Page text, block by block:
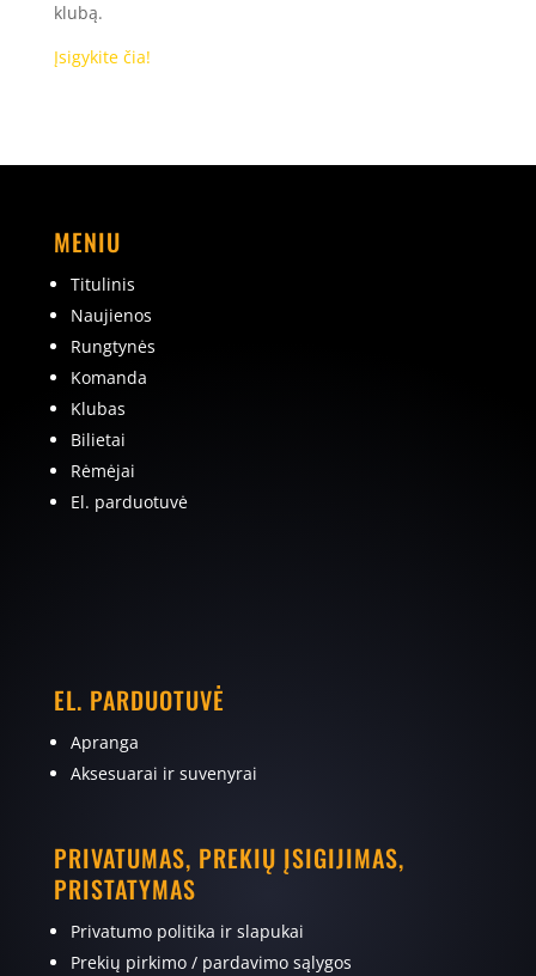
klubą.
Įsigykite čia!
MENIU
Titulinis
Naujienos
Rungtynės
Komanda
Klubas
Bilietai
Rėmėjai
El. parduotuvė
EL. PARDUOTUVĖ
Apranga
Aksesuarai ir suvenyrai
PRIVATUMAS, PREKIŲ ĮSIGIJIMAS,
PRISTATYMAS
Privatumo politika ir slapukai
Prekių pirkimo / pardavimo sąlygos